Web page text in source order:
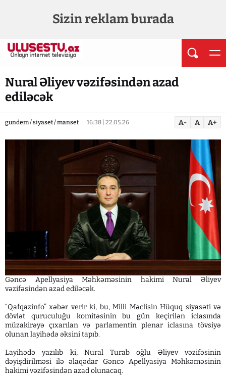
Sizin reklam burada
Nural Əliyev vəzifəsindən azad
ediləcək
gundem / siyaset / manset 16:38 | 22.05.26 A- A A+
Gəncə Apellyasiya Məhkəməsinin hakimi Nural Əliyev
vəzifəsindən azad ediləcək.
“Qafqazinfo” xəbər verir ki, bu, Milli Məclisin Hüquq siyasəti və
dövlət quruculuğu komitəsinin bu gün keçirilən iclasında
müzakirəyə çıxarılan və parlamentin plenar iclasına tövsiyə
olunan layihədə əksini tapıb.
Layihədə yazılıb ki, Nural Turab oğlu Əliyev vəzifəsinin
dəyişdirilməsi ilə əlaqədar Gəncə Apellyasiya Məhkəməsinin
hakimi vəzifəsindən azad olunacaq.